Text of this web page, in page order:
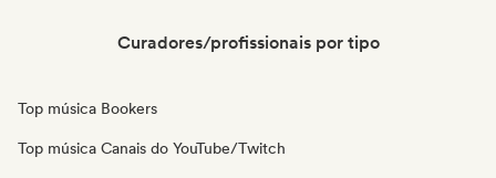
Curadores/profissionais por tipo
Top música Bookers
Top música Canais do YouTube/Twitch